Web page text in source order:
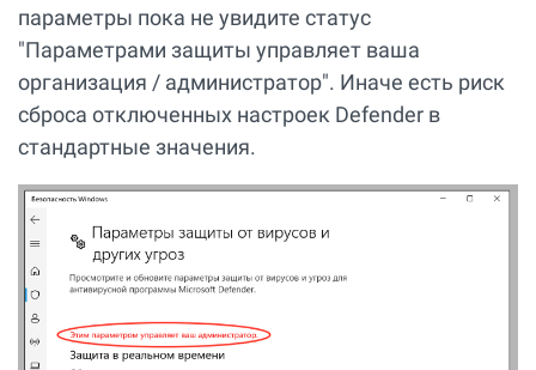
параметры пока не увидите статус
"Параметрами защиты управляет ваша
организация / администратор". Иначе есть риск
сброса отключенных настроек Defender в
стандартные значения.